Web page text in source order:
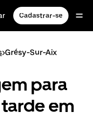
Cadastrar-se
>Grésy-Sur-Aix
para
em